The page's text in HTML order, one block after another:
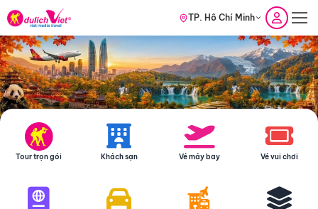
TP. Hồ Chí Minh
Tour trọn gói Khách sạn Vé máy bay Vé vui chơi